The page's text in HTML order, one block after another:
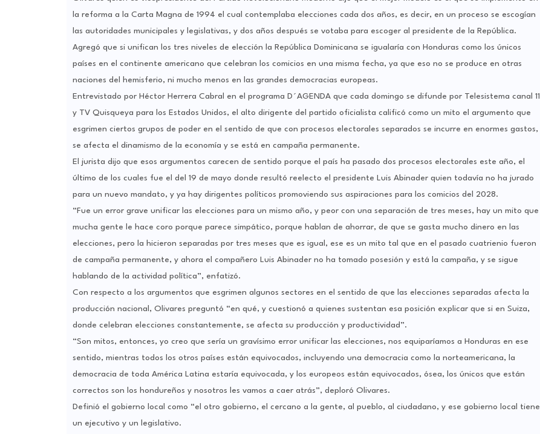
la reforma a la Carta Magna de 1994 el cual contemplaba elecciones cada dos años, es decir, en un proceso se escogían
las autoridades municipales y legislativas, y dos años después se votaba para escoger al presidente de la República.
Agregó que si unifican los tres niveles de elección la República Dominicana se igualaría con Honduras como los únicos
países en el continente americano que celebran los comicios en una misma fecha, ya que eso no se produce en otras
naciones del hemisferio, ni mucho menos en las grandes democracias europeas.
Entrevistado por Héctor Herrera Cabral en el programa D´AGENDA que cada domingo se difunde por Telesistema canal 11
y TV Quisqueya para los Estados Unidos, el alto dirigente del partido oficialista calificó como un mito el argumento que
esgrimen ciertos grupos de poder en el sentido de que con procesos electorales separados se incurre en enormes gastos,
se afecta el dinamismo de la economía y se está en campaña permanente.
El jurista dijo que esos argumentos carecen de sentido porque el país ha pasado dos procesos electorales este año, el
último de los cuales fue el del 19 de mayo donde resultó reelecto el presidente Luis Abinader quien todavía no ha jurado
para un nuevo mandato, y ya hay dirigentes políticos promoviendo sus aspiraciones para los comicios del 2028.
“Fue un error grave unificar las elecciones para un mismo año, y peor con una separación de tres meses, hay un mito que
mucha gente le hace coro porque parece simpático, porque hablan de ahorrar, de que se gasta mucho dinero en las
elecciones, pero la hicieron separadas por tres meses que es igual, ese es un mito tal que en el pasado cuatrienio fueron
de campaña permanente, y ahora el compañero Luis Abinader no ha tomado posesión y está la campaña, y se sigue
hablando de la actividad política”, enfatizó.
Con respecto a los argumentos que esgrimen algunos sectores en el sentido de que las elecciones separadas afecta la
producción nacional, Olivares preguntó “en qué, y cuestionó a quienes sustentan esa posición explicar que si en Suiza,
donde celebran elecciones constantemente, se afecta su producción y productividad”.
“Son mitos, entonces, yo creo que sería un gravísimo error unificar las elecciones, nos equiparíamos a Honduras en ese
sentido, mientras todos los otros países están equivocados, incluyendo una democracia como la norteamericana, la
democracia de toda América Latina estaría equivocada, y los europeos están equivocados, ósea, los únicos que están
correctos son los hondureños y nosotros les vamos a caer atrás”, deploró Olivares.
Definió el gobierno local como “el otro gobierno, el cercano a la gente, al pueblo, al ciudadano, y ese gobierno local tiene
un ejecutivo y un legislativo.